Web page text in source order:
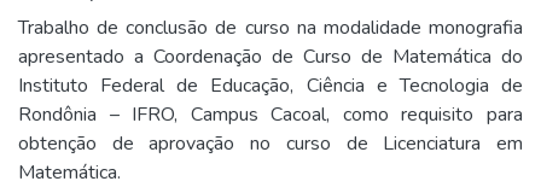
Trabalho de conclusão de curso na modalidade monografia
apresentado a Coordenação de Curso de Matemática do
Instituto Federal de Educação, Ciência e Tecnologia de
Rondônia – IFRO, Campus Cacoal, como requisito para
obtenção de aprovação no curso de Licenciatura em
Matemática.